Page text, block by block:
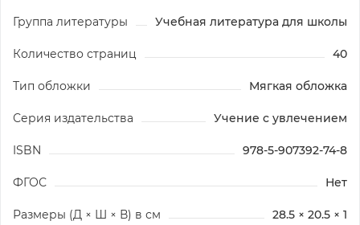
Группа литературы Учебная литература для школы
Количество страниц 40
Тип обложки Мягкая обложка
Серия издательства Учение с увлечением
ISBN 978-5-907392-74-8
ФГОС Нет
Размеры (Д × Ш × В) в см 28.5 × 20.5 × 1